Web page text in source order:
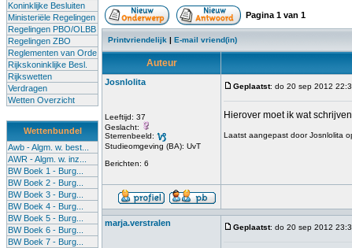
Koninklijke Besluiten
Ministeriële Regelingen
Regelingen PBO/OLBB
Regelingen ZBO
Reglementen van Orde
Rijkskoninklijke Besl.
Rijkswetten
Verdragen
Wetten Overzicht
Wettenbundel
Awb - Algm. w. best...
AWR - Algm. w. inz...
BW Boek 1 - Burg...
BW Boek 2 - Burg...
BW Boek 3 - Burg...
BW Boek 4 - Burg...
BW Boek 5 - Burg...
BW Boek 6 - Burg...
BW Boek 7 - Burg...
Pagina 1 van 1
Printvriendelijk | E-mail vriend(in)
Auteur
Josnlolita
Leeftijd: 37
Geslacht:
Sterrenbeeld:
Studieomgeving (BA): UvT
Berichten: 6
Geplaatst: do 20 sep 2012
Hierover moet ik wat
Laatst aangepast door Josnlolita
marja.verstralen Geplaatst: do 20 sep 2012